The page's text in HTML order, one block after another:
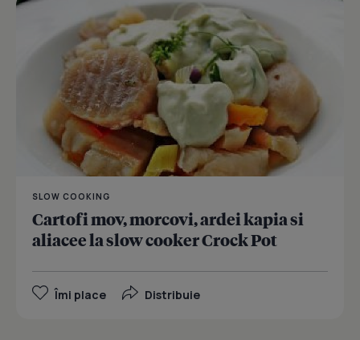
SLOW COOKING
Cartofi mov, morcovi, ardei kapia si
aliacee la slow cooker Crock Pot
Îmi place Distribuie